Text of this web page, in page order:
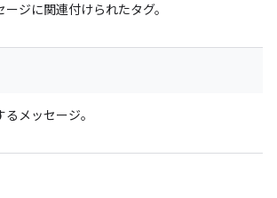
ージに関連付けられたタグ。
るメッセージ。